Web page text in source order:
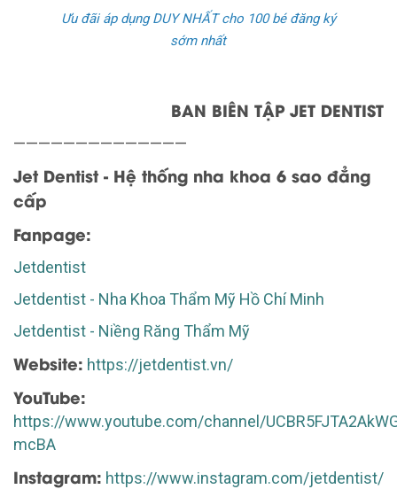
Ưu đãi áp dụng DUY NHẤT cho 100 bé đăng ký
sớm nhất
BAN BIÊN TẬP JET DENTIST
——————————————
Jet Dentist - Hệ thống nha khoa 6 sao đẳng
cấp
Fanpage:
Jetdentist
Jetdentist - Nha Khoa Thẩm Mỹ Hồ Chí Minh
Jetdentist - Niềng Răng Thẩm Mỹ
Website: https://jetdentist.vn/
YouTube:
https://www.youtube.com/channel/
mcBA
Instagram: https://www.instagram.com/jetdentist/